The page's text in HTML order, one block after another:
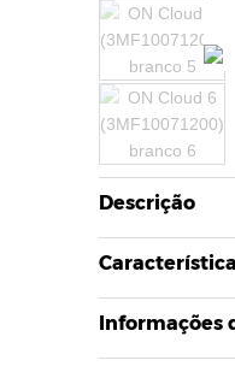
Descrição
Informações